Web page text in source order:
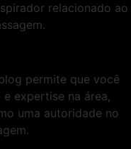
relacionado ao
permite que você
expertise na área,
uma autoridade no